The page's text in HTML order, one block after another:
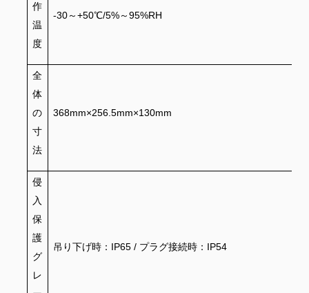
作
温
度
-30～+50℃/5%～95%RH
全
体
の
寸
法
368mm×256.5mm×130mm
侵
入
保
護
グ
レ
吊り下げ時：IP65 / プラグ接続時：IP54